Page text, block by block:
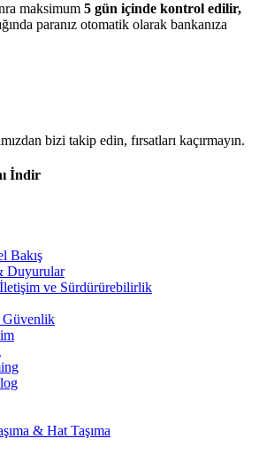
maksimum 5 gün içinde kontrol edilir,
paranız otomatik olarak bankanıza
bizi takip edin, fırsatları kaçırmayın.
İndir
Bakış
Duyurular
ve Sürdürürebilirlik
& Hat Taşıma